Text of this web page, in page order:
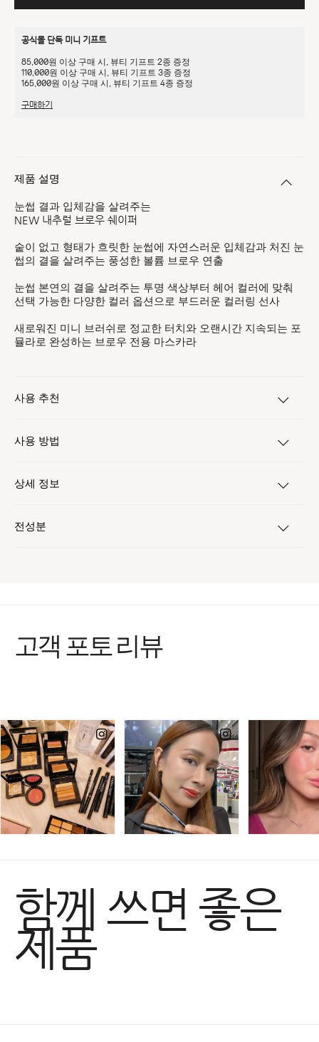
공식몰 단독 미니 기프트
85,000원 이상 구매 시, 뷰티 기프트 2종 증정
110,000원 이상 구매 시, 뷰티 기프트 3종 증정
165,000원 이상 구매 시, 뷰티 기프트 4종 증정
구매하기
제품 설명
눈썹 결과 입체감을 살려주는
NEW 내추럴 브로우 쉐이퍼
숱이 없고 형태가 흐릿한 눈썹에 자연스러운 입체감과 처진 눈
썹의 결을 살려주는 풍성한 볼륨 브로우 연출
눈썹 본연의 결을 살려주는 투명 색상부터 헤어 컬러에 맞춰
선택 가능한 다양한 컬러 옵션으로 부드러운 컬러링 선사
새로워진 미니 브러쉬로 정교한 터치와 오랜시간 지속되는 포
뮬라로 완성하는 브로우 전용 마스카라
사용 추천
사용 방법
상세 정보
전성분
고객 포토 리뷰
함께 쓰면 좋은
제품